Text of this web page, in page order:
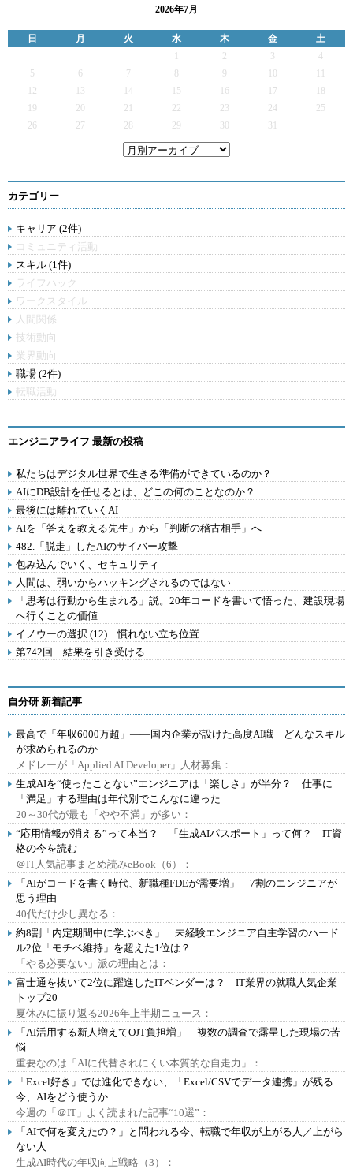
2026年7月
日 月 火 水 木 金
土
2 3
4
5
6 7 9
12
13 14 15 16 17
19
20 21 22 23 24
25
26
27 28 29 30 31
カテゴリー
キャリア (2件)
コミュニティ活動
スキル (1件)
ライフハック
ワークスタイル
人間関係
技術動向
業界動向
職場 (2件)
転職活動
エンジニアライフ 最新の投稿
私たちはデジタル世界で生きる準備ができているのか？
AIにDB設計を任せるとは、どこの何のことなのか？
最後には離れていくAI
AIを「答えを教える先生」から「判断の稽古相手」へ
482.「脱走」したAIのサイバー攻撃
包み込んでいく、セキュリティ
人間は、弱いからハッキングされるのではない
「思考は行動から生まれる」説。20年コードを書いて悟った、建設現場
へ行くことの価値
イノウーの選択 (12) 慣れない立ち位置
第742回 結果を引き受ける
自分研 新着記事
最高で「年収6000万超」――国内企業が設けた高度AI職 どんなスキル
が求められるのか
メドレーが「Applied AI Developer」人材募集：
生成AIを“使ったことない”エンジニアは「楽しさ」が半分？ 仕事に
「満足」する理由は年代別でこんなに違った
20～30代が最も「やや不満」が多い：
“応用情報が消える”って本当？ 「生成AIパスポート」って何？ IT資
格の今を読む
＠IT人気記事まとめ読みeBook（6）：
「AIがコードを書く時代、新職種FDEが需要増」 7割のエンジニアが
思う理由
40代だけ少し異なる：
約8割「内定期間中に学ぶべき」 未経験エンジニア自主学習のハード
ル2位「モチベ維持」を超えた1位は？
「やる必要ない」派の理由とは：
富士通を抜いて2位に躍進したITベンダーは？ IT業界の就職人気企業
トップ20
夏休みに振り返る2026年上半期ニュース：
「AI活用する新人増えてOJT負担増」 複数の調査で露呈した現場の苦
悩
重要なのは「AIに代替されにくい本質的な自走力」：
「Excel好き」では進化できない、「Excel/CSVでデータ連携」が残る
今、AIをどう使うか
今週の「＠IT」よく読まれた記事“10選”：
「AIで何を変えたの？」と問われる今、転職で年収が上がる人／上がら
ない人
生成AI時代の年収向上戦略（3）：